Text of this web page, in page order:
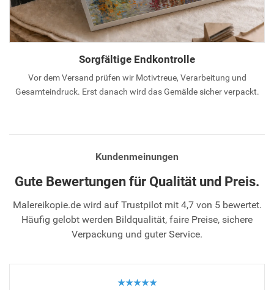
Sorgfältige Endkontrolle
Vor dem Versand prüfen wir Motivtreue, Verarbeitung und
Gesamteindruck. Erst danach wird das Gemälde sicher verpackt.
Kundenmeinungen
Gute Bewertungen für Qualität und Preis.
Malereikopie.de wird auf Trustpilot mit 4,7 von 5 bewertet.
Häufig gelobt werden Bildqualität, faire Preise, sichere
Verpackung und guter Service.
★★★★★